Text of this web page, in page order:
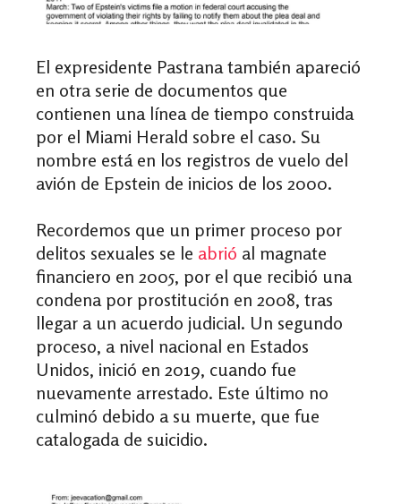
El expresidente Pastrana también apareció
en otra serie de documentos que
contienen una línea de tiempo construida
por el Miami Herald sobre el caso. Su
nombre está en los registros de vuelo del
avión de Epstein de inicios de los 2000.
Recordemos que un primer proceso por
delitos sexuales se le abrió al magnate
financiero en 2005, por el que recibió una
condena por prostitución en 2008, tras
llegar a un acuerdo judicial. Un segundo
proceso, a nivel nacional en Estados
Unidos, inició en 2019, cuando fue
nuevamente arrestado. Este último no
culminó debido a su muerte, que fue
catalogada de suicidio.